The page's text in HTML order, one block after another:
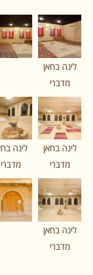
לינה בחאן
מדברי
לינה
מדברי
לינה בחאן
מדברי
לינה בחאן
מדברי